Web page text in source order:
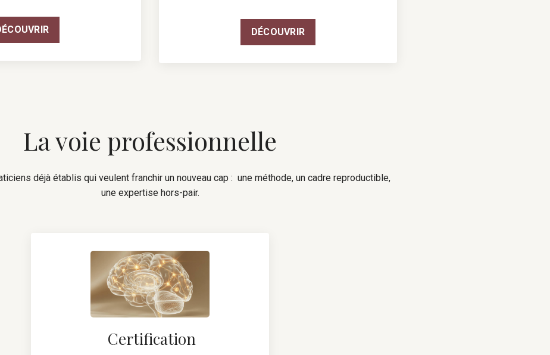
DÉCOUVRIR
La voie professionnelle
déjà établis qui veulent franchir un nouveau cap : une méthode, un cadre reproductible,
une expertise hors-pair.
Certification